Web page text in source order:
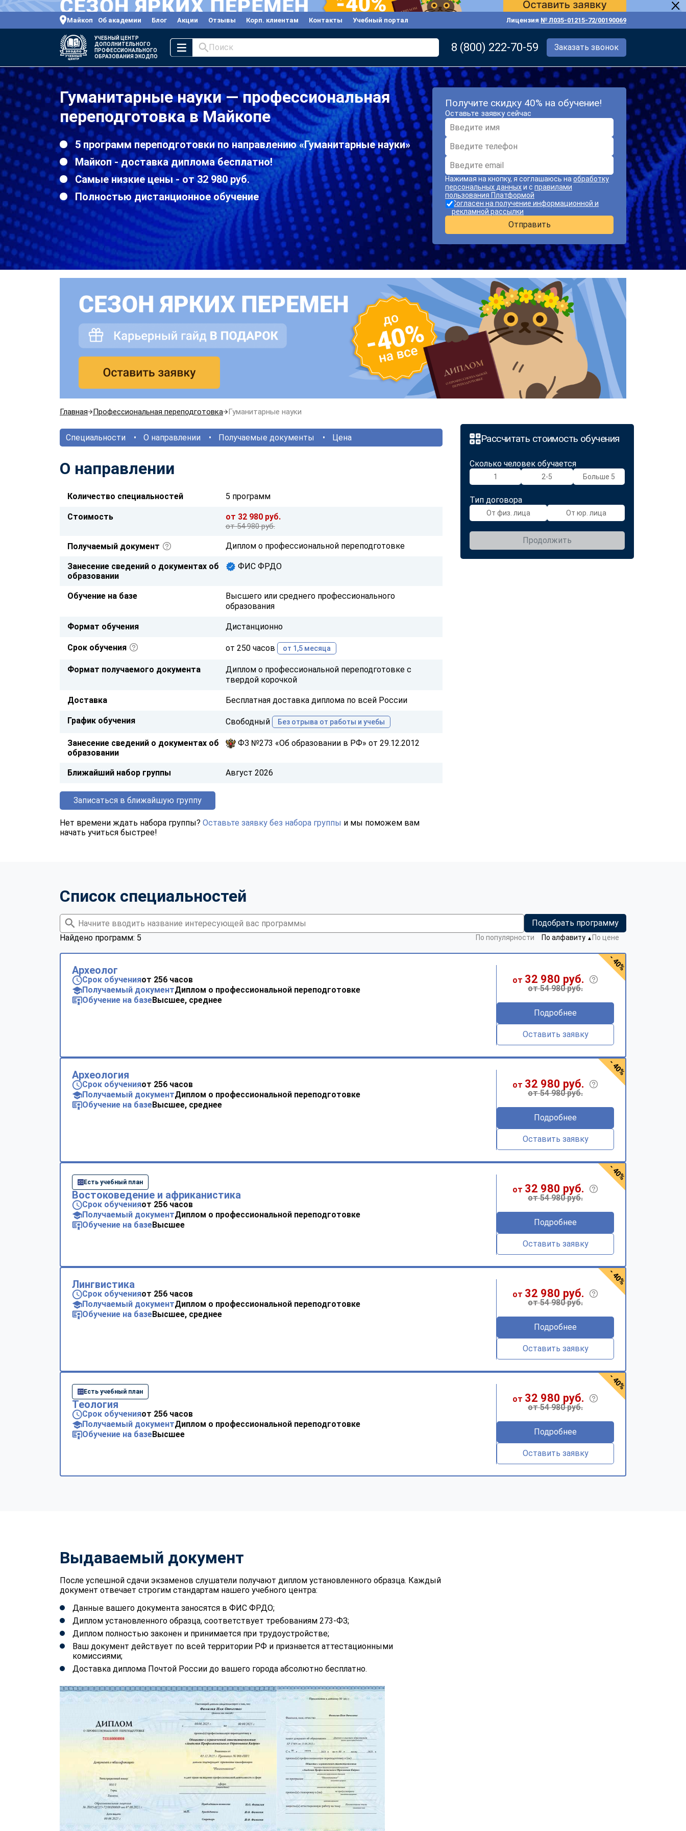
Майкоп Об академии Блог Акции Отзывы Корп. клиентам Контакты Учебный портал Лицензия № Л035-01215-72/00190069
УЧЕБНЫЙ ЦЕНТР
ДОПОЛНИТЕЛЬНОГО
ПРОФЕССИОНАЛЬНОГО
ОБРАЗОВАНИЯ ЭКОДПО
Поиск 8 (800) 222-70-59 Заказать звонок
Гуманитарные науки — профессиональная
переподготовка в Майкопе
5 программ переподготовки по направлению «Гуманитарные науки»
Майкоп - доставка диплома бесплатно!
Самые низкие цены - от 32 980 руб.
Полностью дистанционное обучение
Получите скидку 40% на обучение!
Оставьте заявку сейчас
Нажимая на кнопку, я соглашаюсь на обработку
персональных данныхи с правилами
пользования Платформой
Согласен на получение информационной и
рекламной рассылки
Отправить
Главная Профессиональная переподготовка Гуманитарные науки
Рассчитать стоимость обучения
Сколько человек обучается
1 2-5 Больше 5
Тип договора
От физ. лица От юр. лица
Продолжить
Специальности О направлении Получаемые документы Цена
О направлении
Количество специальностей 5 программ
Стоимость от 32 980 руб.
от 54 980 руб.
Получаемый документ Диплом о профессиональной переподготовке
Занесение сведений о документах об
образовании
ФИС ФРДО
Обучение на базе
Высшего или среднего профессионального
образования
Формат обучения Дистанционно
Срок обучения от 250 часов от 1,5 месяца
Формат получаемого документа
Диплом о профессиональной переподготовке с
твердой корочкой
Доставка Бесплатная доставка диплома по всей России
График обучения Свободный Без отрыва от работы и учебы
Занесение сведений о документах об
образовании
ФЗ №273 «Об образовании в РФ» от 29.12.2012
Ближайший набор группы Август 2026
Записаться в ближайшую группу
Нет времени ждать набора группы? Оставьте заявку без набора группы и мы поможем вам
начать учиться быстрее!
Список специальностей
Подобрать программу
Найдено программ: 5
По популярности По алфавиту ▼ По цене
Археолог
Срок обученияот 256 часов
Получаемый документДиплом о профессиональной переподготовке
Обучение на базеВысшее, среднее
от 32 980 руб.
от 54 980 руб.
Подробнее
Оставить заявку
- 40%
Археология
Срок обученияот 256 часов
Получаемый документДиплом о профессиональной переподготовке
Обучение на базеВысшее, среднее
от 32 980 руб.
от 54 980 руб.
Подробнее
Оставить заявку
- 40%
Есть учебный план
Востоковедение и африканистика
Срок обученияот 256 часов
Получаемый документДиплом о профессиональной переподготовке
Обучение на базеВысшее
от 32 980 руб.
от 54 980 руб.
Подробнее
Оставить заявку
- 40%
Лингвистика
Срок обученияот 256 часов
Получаемый документДиплом о профессиональной переподготовке
Обучение на базеВысшее, среднее
от 32 980 руб.
от 54 980 руб.
Подробнее
Оставить заявку
- 40%
Есть учебный план
Теология
Срок обученияот 256 часов
Получаемый документДиплом о профессиональной переподготовке
Обучение на базеВысшее
от 32 980 руб.
от 54 980 руб.
Подробнее
Оставить заявку
- 40%
Выдаваемый документ
После успешной сдачи экзаменов слушатели получают диплом установленного образца. Каждый
документ отвечает строгим стандартам нашего учебного центра:
Данные вашего документа заносятся в ФИС ФРДО;
Диплом установленного образца, соответствует требованиям 273-ФЗ;
Диплом полностью законен и принимается при трудоустройстве;
Ваш документ действует по всей территории РФ и признается аттестационными
комиссиями;
Доставка диплома Почтой России до вашего города абсолютно бесплатно.